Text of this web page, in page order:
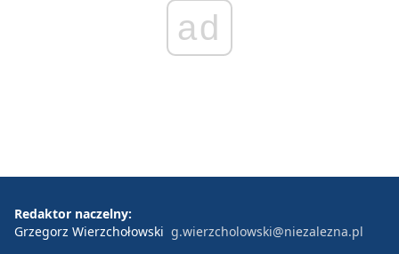
ad
Redaktor naczelny:
Grzegorz Wierzchołowski g.wierzcholowski@niezalezna.pl